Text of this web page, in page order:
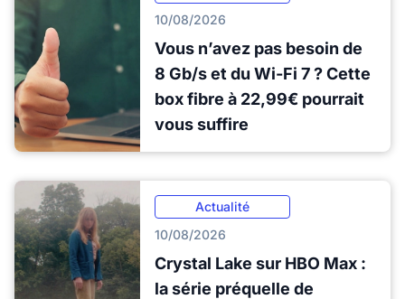
10/08/2026
Vous n’avez pas besoin de
8 Gb/s et du Wi-Fi 7 ? Cette
box fibre à 22,99€ pourrait
vous suffire
Actualité
10/08/2026
Crystal Lake sur HBO Max :
la série préquelle de